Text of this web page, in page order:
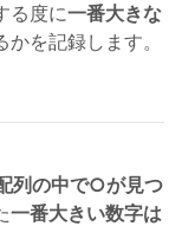
る度に一番大きな
を記録します。
列の中で○が見つ
一番大きい数字は